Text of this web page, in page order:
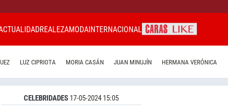
REALEZAMODAINTERNACIONAL
LUZ CIPRIOTA MORIA CASÁN JUAN MINUJÍN HERMANA VERÓNICA
CELEBRIDADES 17-05-2024 15:05